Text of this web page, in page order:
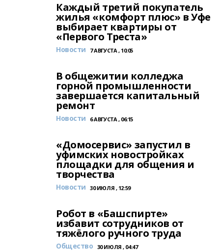
Каждый третий покупатель
жилья «комфорт плюс» в Уфе
выбирает квартиры от
«Первого Треста»
Новости 7 АВГУСТА , 10:05
В общежитии колледжа
горной промышленности
завершается капитальный
ремонт
Новости 6 АВГУСТА , 06:15
«Домосервис» запустил в
уфимских новостройках
площадки для общения и
творчества
Новости 30 ИЮЛЯ , 12:59
Робот в «Башспирте»
избавит сотрудников от
тяжёлого ручного труда
Общество 30 ИЮЛЯ , 04:47